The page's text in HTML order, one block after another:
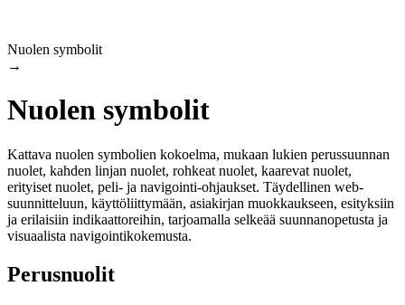
Nuolen symbolit
→
Nuolen symbolit
Kattava nuolen symbolien kokoelma, mukaan lukien perussuunnan
nuolet, kahden linjan nuolet, rohkeat nuolet, kaarevat nuolet,
erityiset nuolet, peli- ja navigointi-ohjaukset. Täydellinen web-
suunnitteluun, käyttöliittymään, asiakirjan muokkaukseen, esityksiin
ja erilaisiin indikaattoreihin, tarjoamalla selkeää suunnanopetusta ja
visuaalista navigointikokemusta.
Perusnuolit